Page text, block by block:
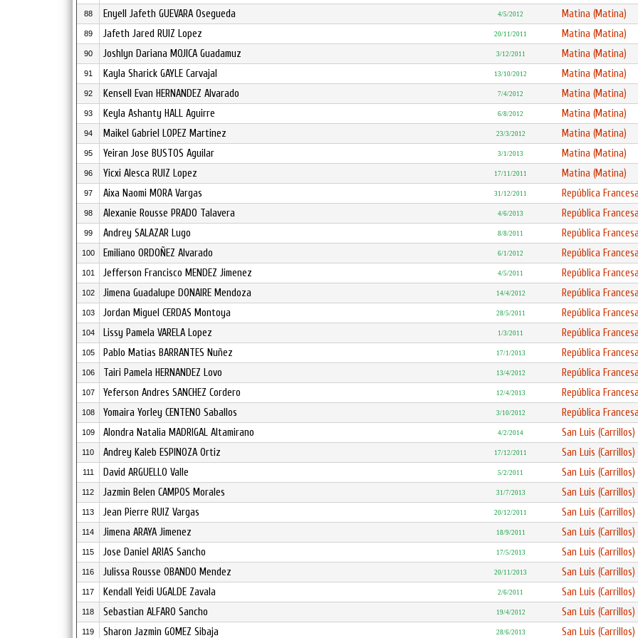
88 Enyell Jafeth GUEVARA Osegueda 4/5/2012 Matina (Matina)
89 Jafeth Jared RUIZ Lopez 20/11/2011 Matina (Matina)
90 Joshlyn Dariana MOJICA Guadamuz 3/12/2011 Matina (Matina)
91 Kayla Sharick GAYLE Carvajal 13/10/2012 Matina (Matina)
92 Kensell Evan HERNANDEZ Alvarado 7/4/2012 Matina (Matina)
93 Keyla Ashanty HALL Aguirre 6/8/2012 Matina (Matina)
94 Maikel Gabriel LOPEZ Martinez 23/3/2012 Matina (Matina)
95 Yeiran Jose BUSTOS Aguilar 3/1/2013 Matina (Matina)
96 Yicxi Alesca RUIZ Lopez 17/11/2011 Matina (Matina)
97 Aixa Naomi MORA Vargas 31/12/2011 República Francesa
98 Alexanie Rousse PRADO Talavera 4/6/2013 República Francesa
99 Andrey SALAZAR Lugo 8/8/2011 República Francesa
100 Emiliano ORDOÑEZ Alvarado 6/1/2012 República Francesa
101 Jefferson Francisco MENDEZ Jimenez 4/5/2011 República Francesa
102 Jimena Guadalupe DONAIRE Mendoza 14/4/2012 República Francesa
103 Jordan Miguel CERDAS Montoya 28/5/2011 República Francesa
104 Lissy Pamela VARELA Lopez 1/3/2011 República Francesa
105 Pablo Matias BARRANTES Nuñez 17/1/2013 República Francesa
106 Tairi Pamela HERNANDEZ Lovo 13/4/2012 República Francesa
107 Yeferson Andres SANCHEZ Cordero 12/4/2013 República Francesa
108 Yomaira Yorley CENTENO Saballos 3/10/2012 República Francesa
109 Alondra Natalia MADRIGAL Altamirano 4/2/2014 San Luis (Carrillos)
110 Andrey Kaleb ESPINOZA Ortiz 17/12/2011 San Luis (Carrillos)
111 David ARGUELLO Valle 5/2/2011 San Luis (Carrillos)
112 Jazmin Belen CAMPOS Morales 31/7/2013 San Luis (Carrillos)
113 Jean Pierre RUIZ Vargas 20/12/2011 San Luis (Carrillos)
114 Jimena ARAYA Jimenez 18/9/2011 San Luis (Carrillos)
115 Jose Daniel ARIAS Sancho 17/5/2013 San Luis (Carrillos)
116 Julissa Rousse OBANDO Mendez 20/11/2013 San Luis (Carrillos)
117 Kendall Yeidi UGALDE Zavala 2/6/2011 San Luis (Carrillos)
118 Sebastian ALFARO Sancho 19/4/2012 San Luis (Carrillos)
119 Sharon Jazmin GOMEZ Sibaja 28/6/2013 San Luis (Carrillos)